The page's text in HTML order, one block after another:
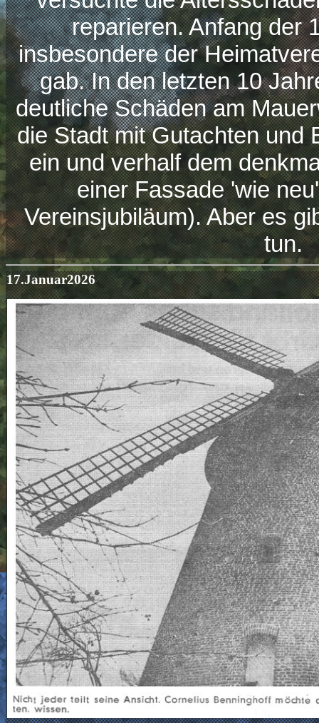
reparieren. Anfang der
insbesondere der
gab. In den letzten 10
deutliche Schäden am
die Stadt mit Gutachten und
ein und verhalf dem
einer Fassade 'wie
Vereinsjubiläum). Aber es
tun.
17.Januar2026